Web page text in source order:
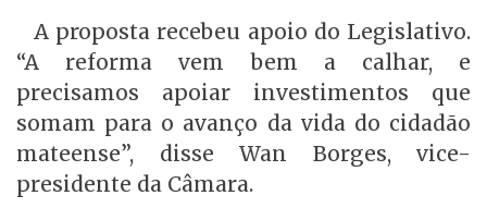
A proposta recebeu apoio do Legislativo.
“A reforma vem bem a calhar, e
precisamos apoiar investimentos que
somam para o avanço da vida do cidadão
mateense”, disse Wan Borges, vice-
presidente da Câmara.